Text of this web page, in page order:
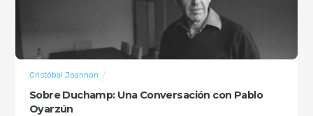
Sobre Duchamp: Una Conversación con Pablo
Oyarzún
Cristóbal Joannon